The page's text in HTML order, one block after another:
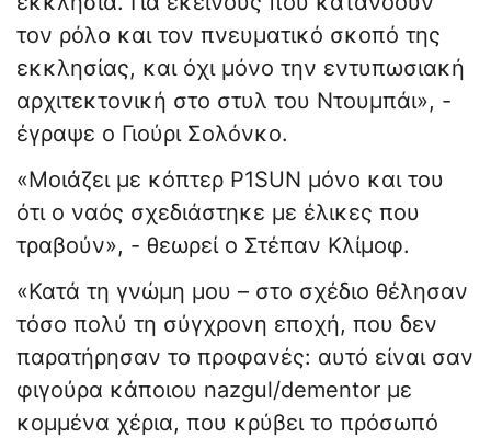
τον ρόλο και τον πνευματικό σκοπό της
εκκλησίας, και όχι μόνο την εντυπωσιακή
αρχιτεκτονική στο στυλ του Ντουμπάι», -
έγραψε ο Γιούρι Σολόνκο.
«Μοιάζει με κόπτερ P1SUN μόνο και του
ότι ο ναός σχεδιάστηκε με έλικες που
τραβούν», - θεωρεί ο Στέπαν Κλίμοφ.
«Κατά τη γνώμη μου – στο σχέδιο θέλησαν
τόσο πολύ τη σύγχρονη εποχή, που δεν
παρατήρησαν το προφανές: αυτό είναι σαν
φιγούρα κάποιου nazgul/dementor με
κομμένα χέρια, που κρύβει το πρόσωπό